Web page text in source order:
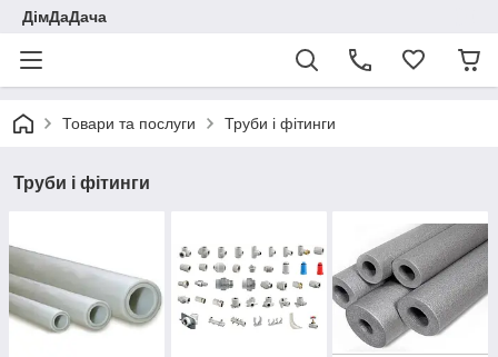
ДімДаДача
Товари та послуги Труби і фітинги
Труби і фітинги